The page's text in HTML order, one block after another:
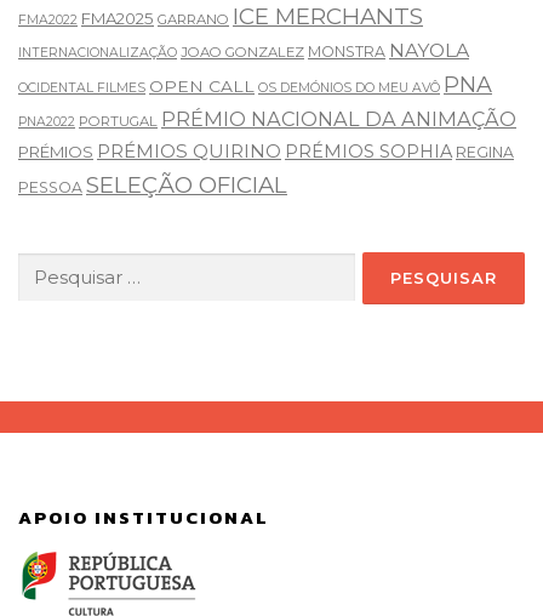
FMA2022 FMA2025 GARRANO ICE MERCHANTS
INTERNACIONALIZAÇÃO JOAO GONZALEZ MONSTRA NAYOLA
OCIDENTAL FILMES OPEN CALL OS DEMÓNIOS DO MEU AVÔ PNA
PNA2022 PORTUGAL PRÉMIO NACIONAL DA ANIMAÇÃO
PRÉMIOS PRÉMIOS QUIRINO PRÉMIOS SOPHIA REGINA
PESSOA SELEÇÃO OFICIAL
por:
APOIO INSTITUCIONAL